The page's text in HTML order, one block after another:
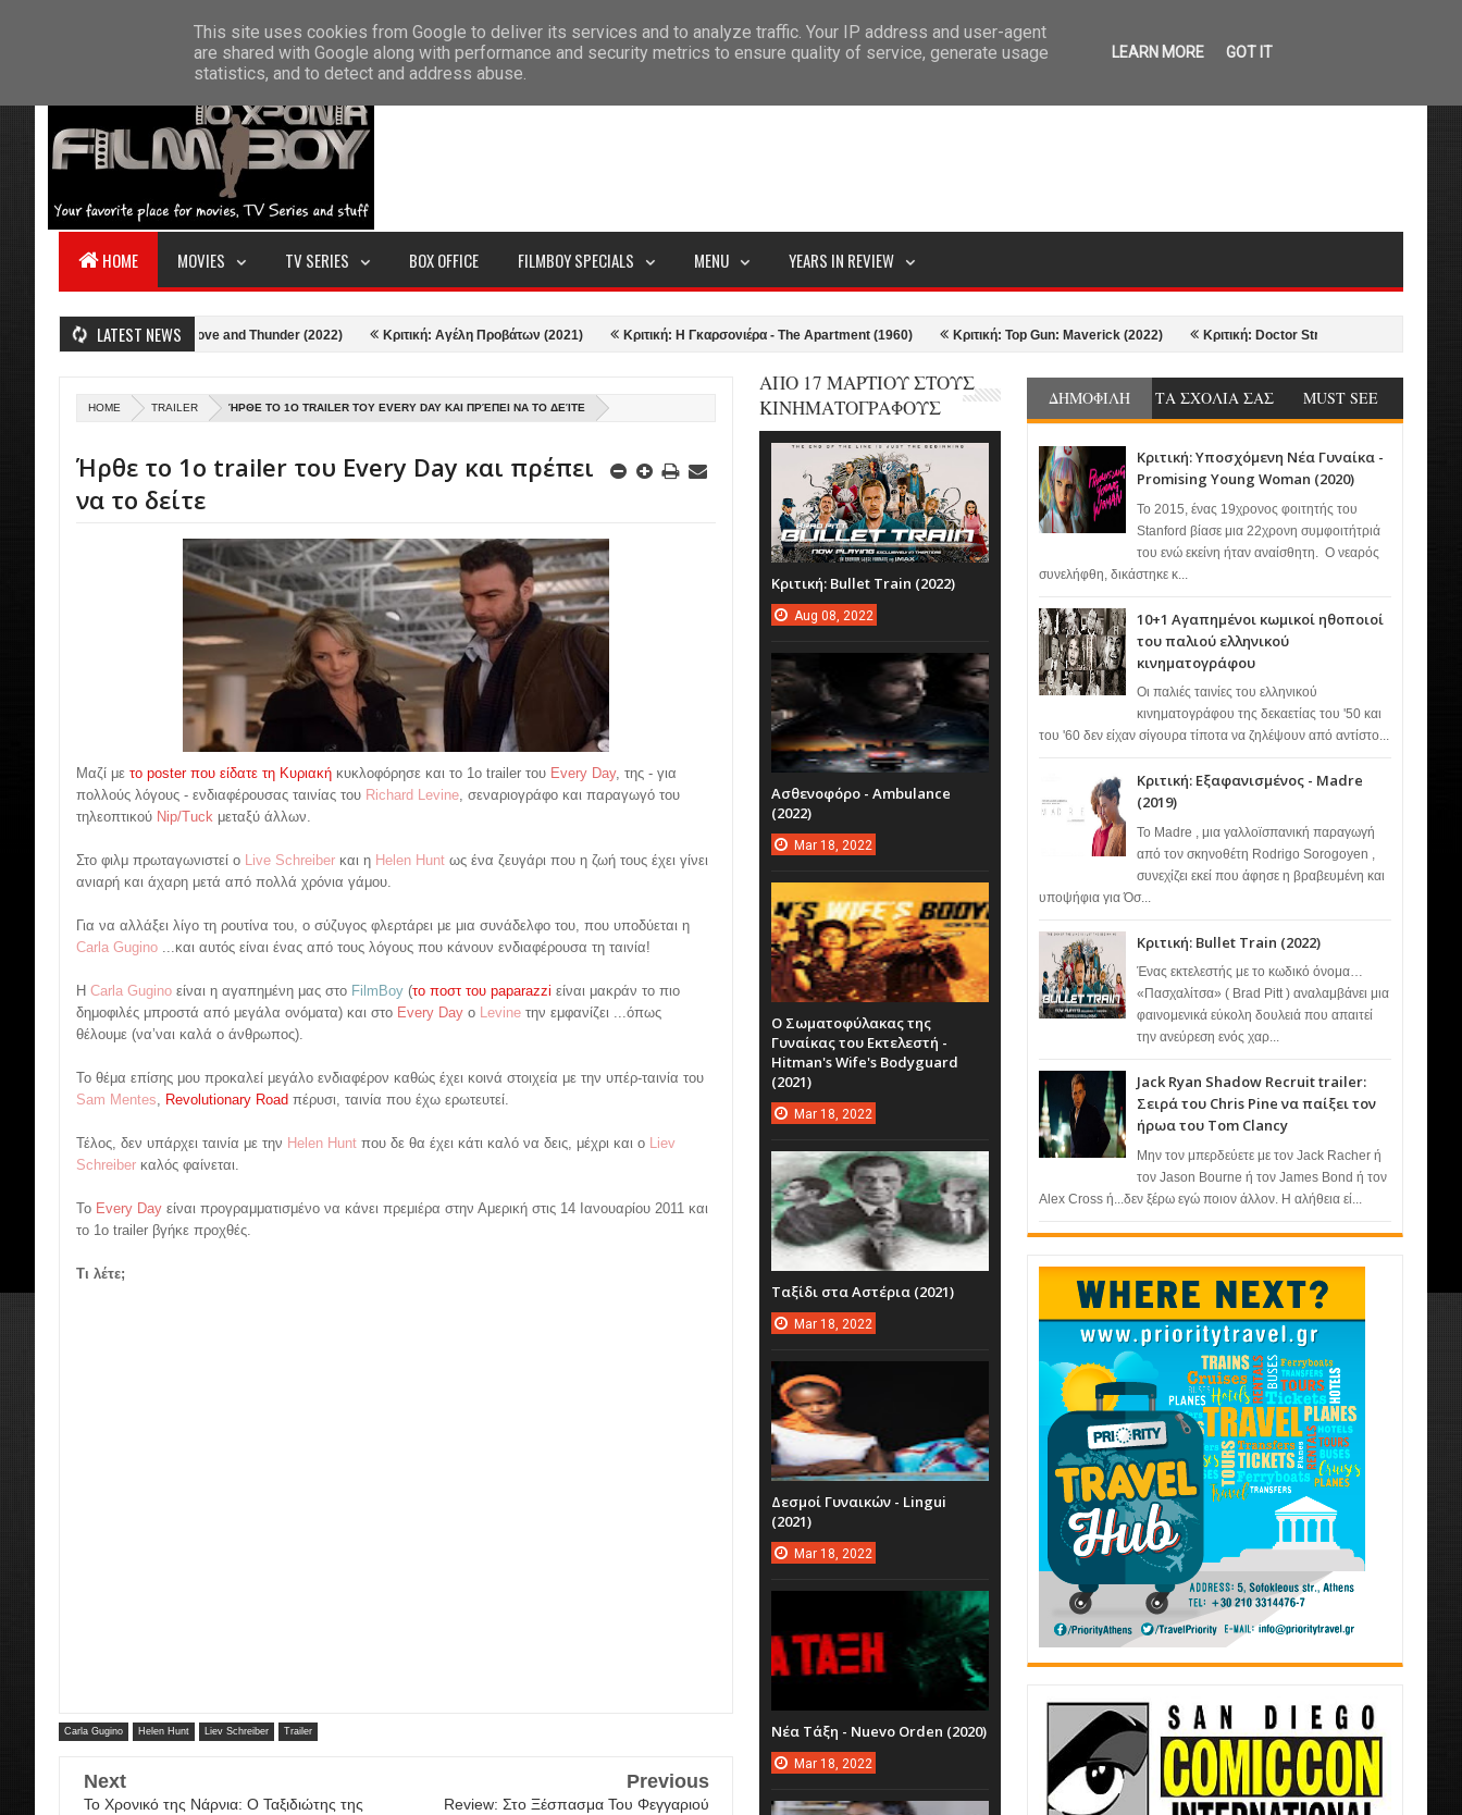
HOME ABOUT US CONTACT SITEMAP
HOME MOVIES TV SERIES BOX OFFICE FILMBOY SPECIALS MENU YEARS IN REVIEW
LATEST NEWS
Κριτική: Thor: Love and Thunder (2022) Κριτική: Αγέλη Προβάτων (2021) Κριτική: Η Γκαρσονιέρα - The Apartment (1960) Κριτική: Top Gun: Maverick (2022) Κριτική: Doctor Strange in the Multiverse of
HOME TRAILER ΉΡΘΕ ΤΟ 1Ο TRAILER ΤΟΥ EVERY DAY ΚΑΙ ΠΡΈΠΕΙ ΝΑ ΤΟ ΔΕΊΤΕ
Ήρθε το 1ο trailer του Every Day και πρέπει
να το δείτε
Μαζί με το poster που είδατε τη Κυριακή κυκλοφόρησε και το 1ο trailer του Every Day, της - για
πολλούς λόγους - ενδιαφέρουσας ταινίας του Richard Levine, σεναριογράφο και παραγωγό του
τηλεοπτικού Nip/Tuck μεταξύ άλλων.
Στο φιλμ πρωταγωνιστεί ο Live Schreiber και η Helen Hunt ως ένα ζευγάρι που η ζωή τους έχει γίνει
ανιαρή και άχαρη μετά από πολλά χρόνια γάμου.
Για να αλλάξει λίγο τη ρουτίνα του, ο σύζυγος φλερτάρει με μια συνάδελφο του, που υποδύεται η
Carla Gugino ...και αυτός είναι ένας από τους λόγους που κάνουν ενδιαφέρουσα τη ταινία!
Η Carla Gugino είναι η αγαπημένη μας στο FilmBoy (το ποστ του paparazzi είναι μακράν το πιο
δημοφιλές μπροστά από μεγάλα ονόματα) και στο Every Day ο Levine την εμφανίζει ...όπως
θέλουμε (να’ναι καλά ο άνθρωπος).
Το θέμα επίσης μου προκαλεί μεγάλο ενδιαφέρον καθώς έχει κοινά στοιχεία με την υπέρ-ταινία του
Sam Mentes, Revolutionary Road πέρυσι, ταινία που έχω ερωτευτεί.
Τέλος, δεν υπάρχει ταινία με την Helen Hunt που δε θα έχει κάτι καλό να δεις, μέχρι και ο Liev
Schreiber καλός φαίνεται.
Το Every Day είναι προγραμματισμένο να κάνει πρεμιέρα στην Αμερική στις 14 Ιανουαρίου 2011 και
το 1ο trailer βγήκε προχθές.
Τι λέτε;
Carla Gugino Helen Hunt Liev Schreiber Trailer
Next
Το Χρονικό της Νάρνια: Ο Ταξιδιώτης της
Previous
Review: Στο Ξέσπασμα Του Φεγγαριού
ΔΗΜΟΦΙΛΗ ΤΑ ΣΧΟΛΙΑ ΣΑΣ MUST SEE
Κριτική: Υποσχόμενη Νέα Γυναίκα -
Promising Young Woman (2020)
Το 2015, ένας 19χρονος φοιτητής του
Stanford βίασε μια 22χρονη συμφοιτήτριά
του ενώ εκείνη ήταν αναίσθητη. Ο νεαρός
συνελήφθη, δικάστηκε κ...
10+1 Αγαπημένοι κωμικοί ηθοποιοί
του παλιού ελληνικού
κινηματογράφου
Οι παλιές ταινίες του ελληνικού
κινηματογράφου της δεκαετίας του '50 και
του '60 δεν είχαν σίγουρα τίποτα να ζηλέψουν από αντίστο...
Κριτική: Εξαφανισμένος - Madre
(2019)
Το Madre , μια γαλλοϊσπανική παραγωγή
από τον σκηνοθέτη Rodrigo Sorogoyen ,
συνεχίζει εκεί που άφησε η βραβευμένη και
υποψήφια για Όσ...
Κριτική: Bullet Train (2022)
Ένας εκτελεστής με το κωδικό όνομα…
«Πασχαλίτσα» ( Brad Pitt ) αναλαμβάνει μια
φαινομενικά εύκολη δουλειά που απαιτεί
την ανεύρεση ενός χαρ...
Jack Ryan Shadow Recruit trailer:
Σειρά του Chris Pine να παίξει τον
ήρωα του Tom Clancy
Μην τον μπερδεύετε με τον Jack Racher ή
τον Jason Bourne ή τον James Bond ή τον
Alex Cross ή...δεν ξέρω εγώ ποιον άλλον. Η αλήθεια εί...
ΑΠΟ 17 ΜΑΡΤΙΟΥ ΣΤΟΥΣ
ΚΙΝΗΜΑΤΟΓΡΑΦΟΥΣ
Κριτική: Bullet Train (2022)
Aug 08, 2022
Ασθενοφόρο - Ambulance
(2022)
Mar 18, 2022
Ο Σωματοφύλακας της
Γυναίκας του Εκτελεστή -
Hitman's Wife's Bodyguard
(2021)
Mar 18, 2022
Ταξίδι στα Αστέρια (2021)
Mar 18, 2022
Δεσμοί Γυναικών - Lingui
(2021)
Mar 18, 2022
Νέα Τάξη - Nuevo Orden (2020)
Mar 18, 2022
This site uses cookies from Google to deliver its services and to analyze traffic. Your IP address and user-agent
are shared with Google along with performance and security metrics to ensure quality of service, generate usage
statistics, and to detect and address abuse.
LEARN MORE GOT IT